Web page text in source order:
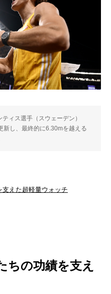
ィス選手（スウェーデン）
新し、最終的に6.30mを越える
えた超軽量ウォッチ
ちの功績を支え